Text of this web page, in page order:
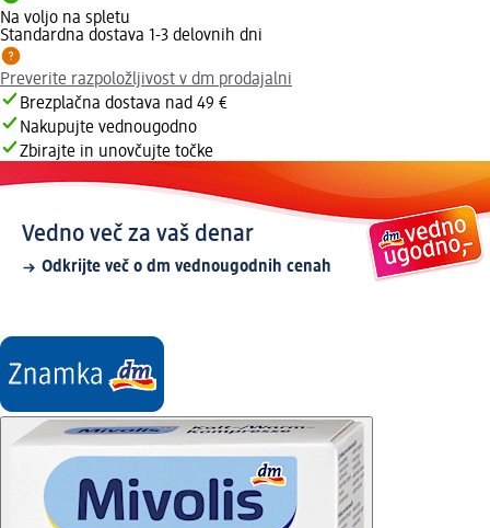
Na voljo na spletu
Standardna dostava 1-3 delovnih dni
Preverite razpoložljivost v dm prodajalni
Brezplačna dostava nad 49 €
Nakupujte vednougodno
Zbirajte in unovčujte točke
Vedno več za vaš denar
Odkrijte več o dm vednougodnih cenah